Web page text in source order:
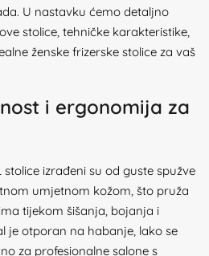
U nastavku ćemo detaljno
stolice, tehničke karakteristike,
ženske frizerske stolice za vaš
i ergonomija za
stolice izrađeni su od guste spužve
umjetnom kožom, što pruža
tijekom šišanja, bojanja i
je otporan na habanje, lako se
za profesionalne salone s